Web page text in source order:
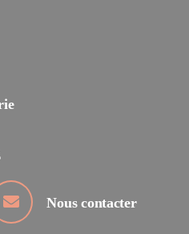
Nous contacter